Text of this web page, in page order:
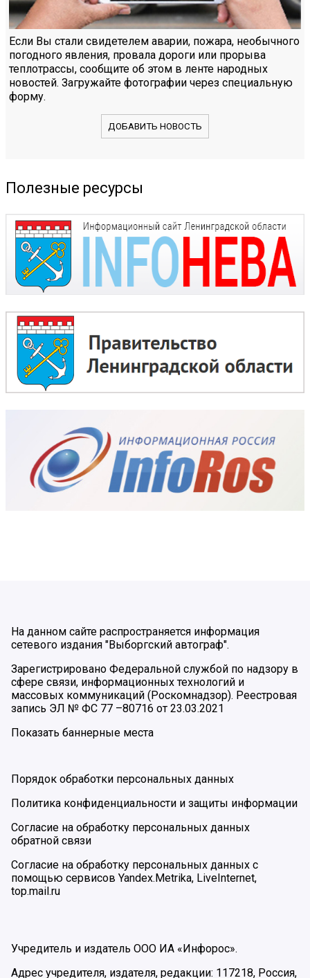
Если Вы стали свидетелем аварии, пожара, необычного
погодного явления, провала дороги или прорыва
теплотрассы, сообщите об этом в ленте народных
новостей. Загружайте фотографии через специальную
форму.
ДОБАВИТЬ НОВОСТЬ
Полезные ресурсы
На данном сайте распространяется информация
сетевого издания "Выборгский автограф".
Зарегистрировано Федеральной службой по надзору в
сфере связи, информационных технологий и
массовых коммуникаций (Роскомнадзор). Реестровая
запись ЭЛ № ФС 77 –80716 от 23.03.2021
Показать баннерные места
Порядок обработки персональных данных
Политика конфиденциальности и защиты информации
Согласие на обработку персональных данных
обратной связи
Согласие на обработку персональных данных с
помощью сервисов Yandex.Metrika, LiveInternet,
top.mail.ru
Учредитель и издатель ООО ИА «Инфорос».
Адрес учредителя, издателя, редакции: 117218, Россия,